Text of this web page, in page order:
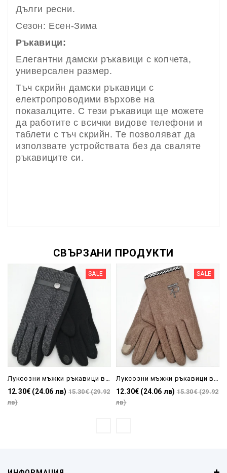
Дълги ресни.
Сезон: Есен-Зима
Ръкавици:
Елегантни дамски ръкавици с копчета,
универсален размер.
Тъч скрийн дамски ръкавици с
електропроводими върхове на
показалците. С тези ръкавици ще можете
да работите с всички видове телефони и
таблети с тъч скрийн. Те позволяват да
използвате устройствата без да сваляте
ръкавиците си.
СВЪРЗАНИ ПРОДУКТИ
SALE
12.30€ (24.06 лв) 15.30€ (29.92
лв)
SALE
12.30€ (24.06 лв) 15.30€ (29.92
лв)